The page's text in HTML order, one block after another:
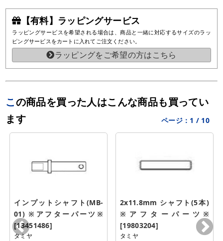
【有料】ラッピングサービス
ラッピングサービスを希望される場合は、商品と一緒に対応するサイズのラッ
ピングサービスをカートに入れてご注文ください。
ラッピングをご希望の方はこちら
この商品を買った人はこんな商品も買ってい
ます
ページ： 1 / 10
インプットシャフト(MB-
01) ※アフターパーツ※
[13451486]
タミヤ
2x11.8mm シャフト(5本)
※アフターパーツ※
[19803204]
タミヤ